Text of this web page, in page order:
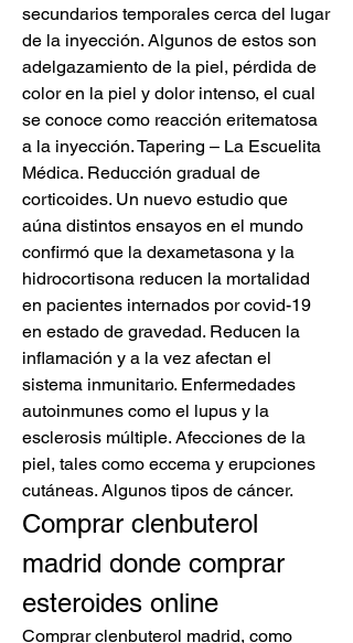
secundarios temporales cerca del lugar
de la inyección. Algunos de estos son
adelgazamiento de la piel, pérdida de
color en la piel y dolor intenso, el cual
se conoce como reacción eritematosa
a la inyección. Tapering – La Escuelita
Médica. Reducción gradual de
corticoides. Un nuevo estudio que
aúna distintos ensayos en el mundo
confirmó que la dexametasona y la
hidrocortisona reducen la mortalidad
en pacientes internados por covid-19
en estado de gravedad. Reducen la
inflamación y a la vez afectan el
sistema inmunitario. Enfermedades
autoinmunes como el lupus y la
esclerosis múltiple. Afecciones de la
piel, tales como eccema y erupciones
cutáneas. Algunos tipos de cáncer.
Comprar clenbuterol
madrid donde comprar
esteroides online
Comprar clenbuterol madrid, como